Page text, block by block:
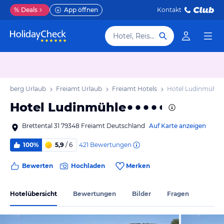
% Deals App öffnen Kontakt
Hotel, Reiseziel
Urlaub Freiamt Urlaub Freiamt Hotels Hotel Ludinmühle
Hotel Ludinmühle
Brettental 31 79348 Freiamt Deutschland Auf Karte anzeigen
100% 5,9 / 6 421 Bewertungen
Bewerten Hochladen Merken
Hotelübersicht Bewertungen Bilder Fragen